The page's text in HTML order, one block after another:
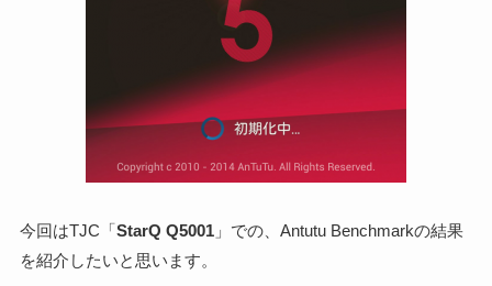
今回はTJC「StarQ Q5001」での、Antutu Benchmarkの結果
を紹介したいと思います。